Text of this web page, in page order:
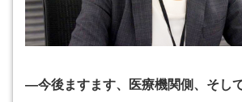
―今後ますます、医療機関側、そし